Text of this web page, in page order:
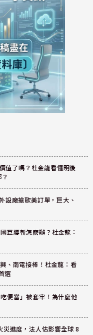
值了嗎？杜金龍看懂明後
廠搶歐美訂單，巨大、
巨腰斬怎麼辦？杜金龍：
、南電接棒！杜金龍：看
選
便當」被套牢！為什麼他
進度，法人估影響全球 8